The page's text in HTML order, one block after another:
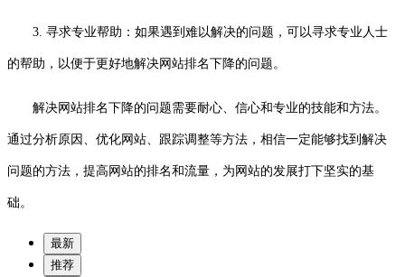
3. 寻求专业帮助：如果遇到难以解决的问题，可以寻求专业人士
的帮助，以便于更好地解决网站排名下降的问题。
解决网站排名下降的问题需要耐心、信心和专业的技能和方法。
通过分析原因、优化网站、跟踪调整等方法，相信一定能够找到解决
问题的方法，提高网站的排名和流量，为网站的发展打下坚实的基
础。
最新
推荐